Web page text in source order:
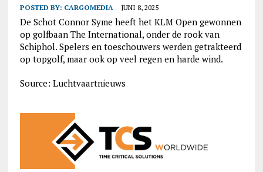
POSTED BY: CARGOMEDIA JUNI 8, 2025
De Schot Connor Syme heeft het KLM Open gewonnen
op golfbaan The International, onder de rook van
Schiphol. Spelers en toeschouwers werden getrakteerd
op topgolf, maar ook op veel regen en harde wind.
Source: Luchtvaartnieuws